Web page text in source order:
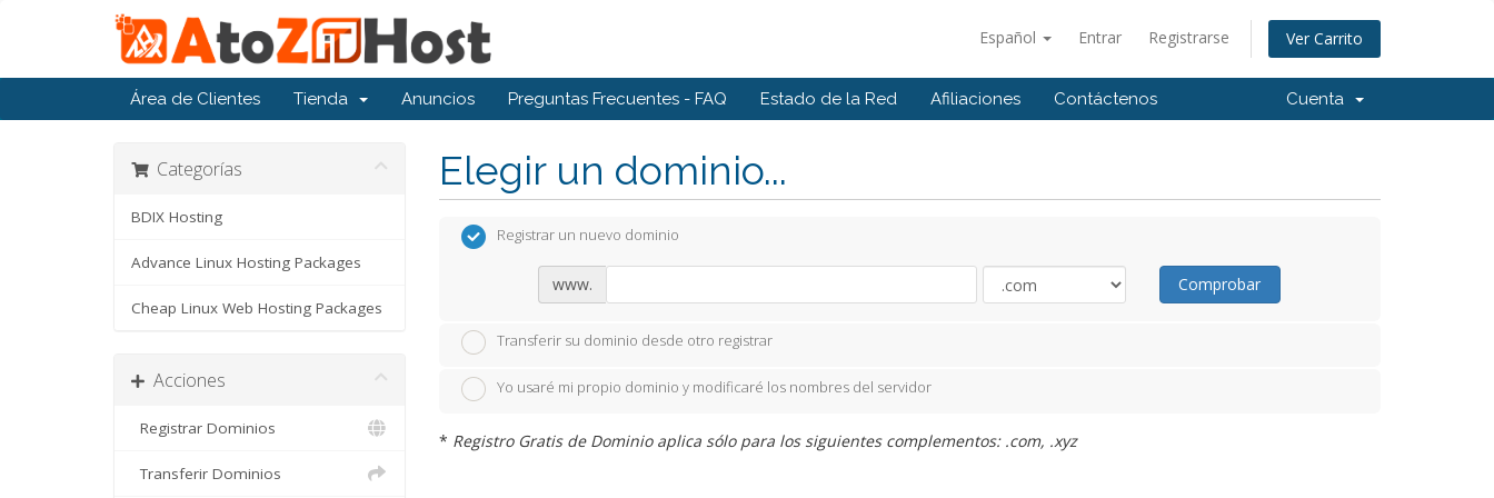
Español Entrar Registrarse Ver Carrito
Área de Clientes Tienda Anuncios Preguntas Frecuentes - FAQ Estado de la Red Afiliaciones Contáctenos Cuenta
Categorías
BDIX Hosting
Advance Linux Hosting Packages
Cheap Linux Web Hosting Packages
Acciones
Registrar Dominios
Transferir Dominios
Elegir un dominio...
Registrar un nuevo dominio
www. Comprobar
Transferir su dominio desde otro registrar
Yo usaré mi propio dominio y modificaré los nombres del servidor
* Registro Gratis de Dominio aplica sólo para los siguientes complementos: .com, .xyz